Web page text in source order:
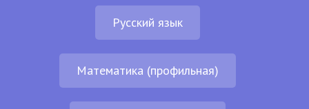
Русский язык
Математика (профильная)